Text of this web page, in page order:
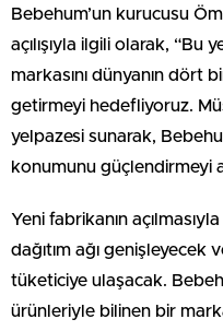
Bebehum’un kurucusu
açılışıyla ilgili olarak, “Bu
markasını dünyanın dört
getirmeyi hedefliyoruz.
yelpazesi sunarak,
konumunu güçlendirmeyi
Yeni fabrikanın
dağıtım ağı
tüketiciye ulaşacak.
ürünleriyle bilinen bir